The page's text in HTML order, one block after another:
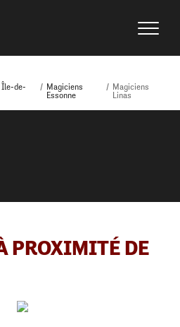
Île-de-
/ Magiciens
Essonne
/ Magiciens
Linas
PROXIMITÉ DE